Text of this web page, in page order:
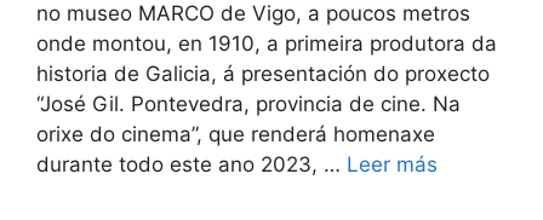
no museo MARCO de Vigo, a poucos metros
onde montou, en 1910, a primeira produtora da
historia de Galicia, á presentación do proxecto
“José Gil. Pontevedra, provincia de cine. Na
orixe do cinema”, que renderá homenaxe
durante todo este ano 2023, … Leer más